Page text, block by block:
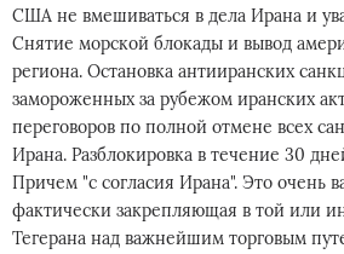
США не вмешиваться в дела Ирана и
Снятие морской блокады и вывод
региона. Остановка антииранских
замороженных за рубежом иранских
переговоров по полной отмене всех
Ирана. Разблокировка в течение 30
Причем "с согласия Ирана". Это очень
фактически закрепляющая в той или
Тегерана над важнейшим торговым